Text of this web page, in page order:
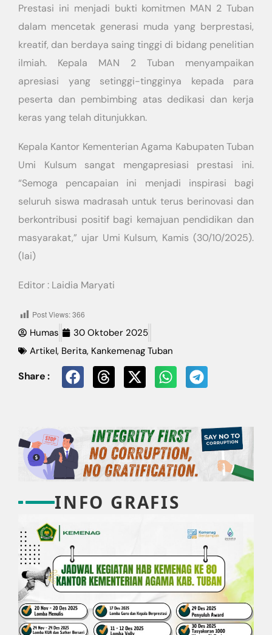
Prestasi ini menjadi bukti komitmen MAN 2 Tuban
dalam mencetak generasi muda yang berprestasi,
kreatif, dan berdaya saing tinggi di bidang penelitian
ilmiah. Kepala MAN 2 Tuban menyampaikan
apresiasi yang setinggi-tingginya kepada para
peserta dan pembimbing atas dedikasi dan kerja
keras yang telah ditunjukkan.
Kepala Kantor Kementerian Agama Kabupaten Tuban
Umi Kulsum sangat mengapresiasi prestasi ini.
“Semoga pencapaian ini menjadi inspirasi bagi
seluruh siswa madrasah untuk terus berinovasi dan
berkontribusi positif bagi kemajuan pendidikan dan
masyarakat,” ujar Umi Kulsum, Kamis (30/10/2025).
(lai)
Editor : Laidia Maryati
Post Views:366
Humas
30 Oktober 2025
Artikel, Berita, Kankemenag Tuban
Share :
INFO GRAFIS